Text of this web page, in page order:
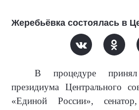
Жеребьёвка состоялась в
В процедуре
президиума Центрального
«Единой России»,